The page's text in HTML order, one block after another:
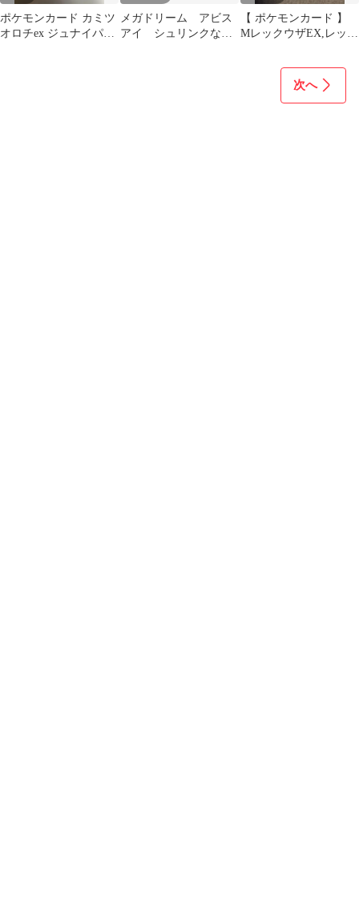
ポケモンカード カミツ
オロチex ジュナイパー
メガドリーム アビス
アイ シュリンクな
【 ポケモンカード 】
MレックウザEX,レック
次へ